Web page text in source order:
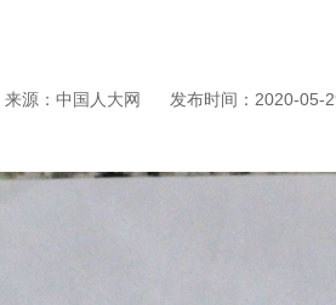
来源：中国人大网 发布时间：2020-05-